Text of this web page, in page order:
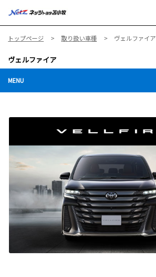
トップページ 取り扱い車種 ヴェルファイア
ヴェルファイア
MENU